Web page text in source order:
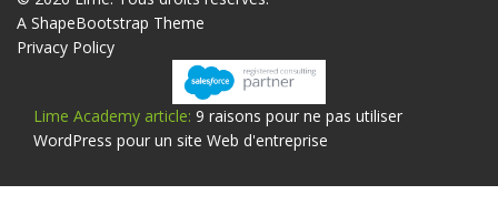
A ShapeBootstrap Theme
Privacy Policy
Lime Academy article: 9 raisons pour ne pas utiliser
WordPress pour un site Web d'entreprise